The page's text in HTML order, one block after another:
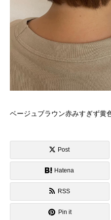
ベージュブラウン赤みすぎず黄
Post
Hatena
RSS
Pin it